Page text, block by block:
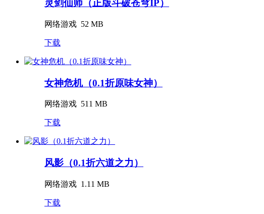
灵剑仙师（正版斗破苍穹IP）
网络游戏 52 MB
下载
女神危机（0.1折原味女神）
网络游戏 511 MB
下载
风影（0.1折六道之力）
网络游戏 1.11 MB
下载